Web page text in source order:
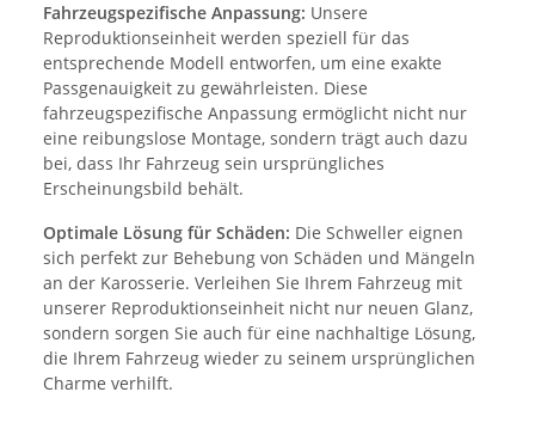
Fahrzeugspezifische Anpassung: Unsere
Reproduktionseinheit werden speziell für das
entsprechende Modell entworfen, um eine exakte
Passgenauigkeit zu gewährleisten. Diese
fahrzeugspezifische Anpassung ermöglicht nicht nur
eine reibungslose Montage, sondern trägt auch dazu
bei, dass Ihr Fahrzeug sein ursprüngliches
Erscheinungsbild behält.
Optimale Lösung für Schäden: Die Schweller eignen
sich perfekt zur Behebung von Schäden und Mängeln
an der Karosserie. Verleihen Sie Ihrem Fahrzeug mit
unserer Reproduktionseinheit nicht nur neuen Glanz,
sondern sorgen Sie auch für eine nachhaltige Lösung,
die Ihrem Fahrzeug wieder zu seinem ursprünglichen
Charme verhilft.